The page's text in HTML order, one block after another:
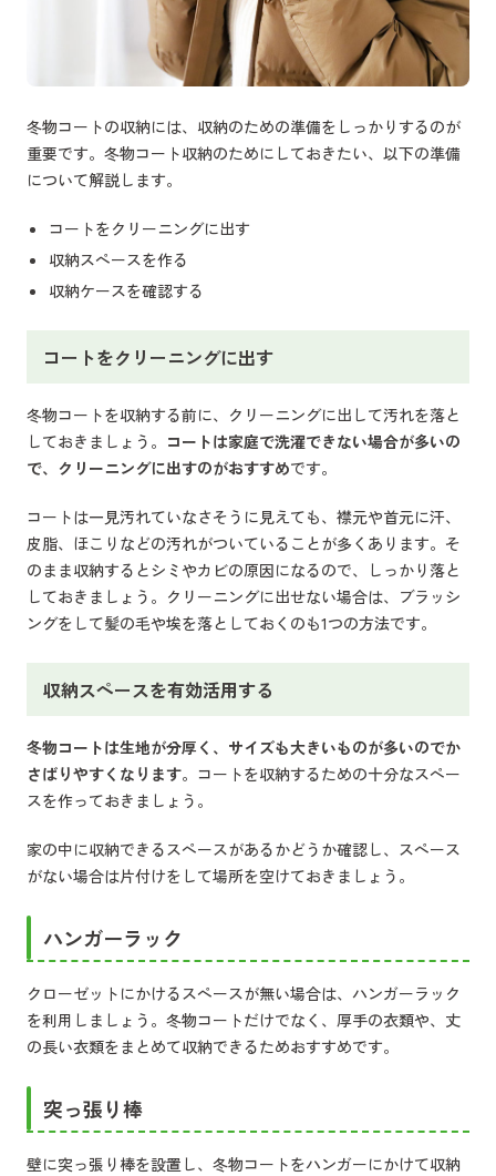
冬物コートの収納には、収納のための準備をしっかりするのが
重要です。冬物コート収納のためにしておきたい、以下の準備
について解説します。
コートをクリーニングに出す
収納スペースを作る
収納ケースを確認する
コートをクリーニングに出す
冬物コートを収納する前に、クリーニングに出して汚れを落と
しておきましょう。 コートは家庭で洗濯できない場合が多いの
で、クリーニングに出すのがおすすめです。
コートは一見汚れていなさそうに見えても、襟元や首元に汗、
皮脂、ほこりなどの汚れがついていることが多くあります。そ
のまま収納するとシミやカビの原因になるので、しっかり落と
しておきましょう。クリーニングに出せない場合は、ブラッシ
ングをして髪の毛や埃を落としておくのも1つの方法です。
収納スペースを有効活用する
冬物コートは生地が分厚く、サイズも大きいものが多いのでか
さばりやすくなります。コートを収納するための十分なスペー
スを作っておきましょう。
家の中に収納できるスペースがあるかどうか確認し、スペース
がない場合は片付けをして場所を空けておきましょう。
ハンガーラック
クローゼットにかけるスペースが無い場合は、ハンガーラック
を利用しましょう。冬物コートだけでなく、厚手の衣類や、丈
の長い衣類をまとめて収納できるためおすすめです。
突っ張り棒
壁に突っ張り棒を設置し、冬物コートをハンガーにかけて収納